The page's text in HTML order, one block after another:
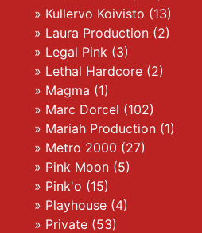
» Kullervo Koivisto (13)
» Laura Production(2)
» Legal Pink(3)
» Lethal Hardcore(2)
» Magma (1)
» Marc Dorcel (102)
» Mariah Production(1)
» Metro 2000 (27)
» Pink Moon (5)
» Pink'o (15)
» Playhouse(4)
» Private(53)